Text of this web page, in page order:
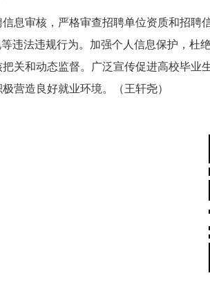
息审核，严格审查招聘单位资质和招
违法违规行为。加强个人信息保护，
关和动态监督。广泛宣传促进高校毕
营造良好就业环境。（王轩尧）